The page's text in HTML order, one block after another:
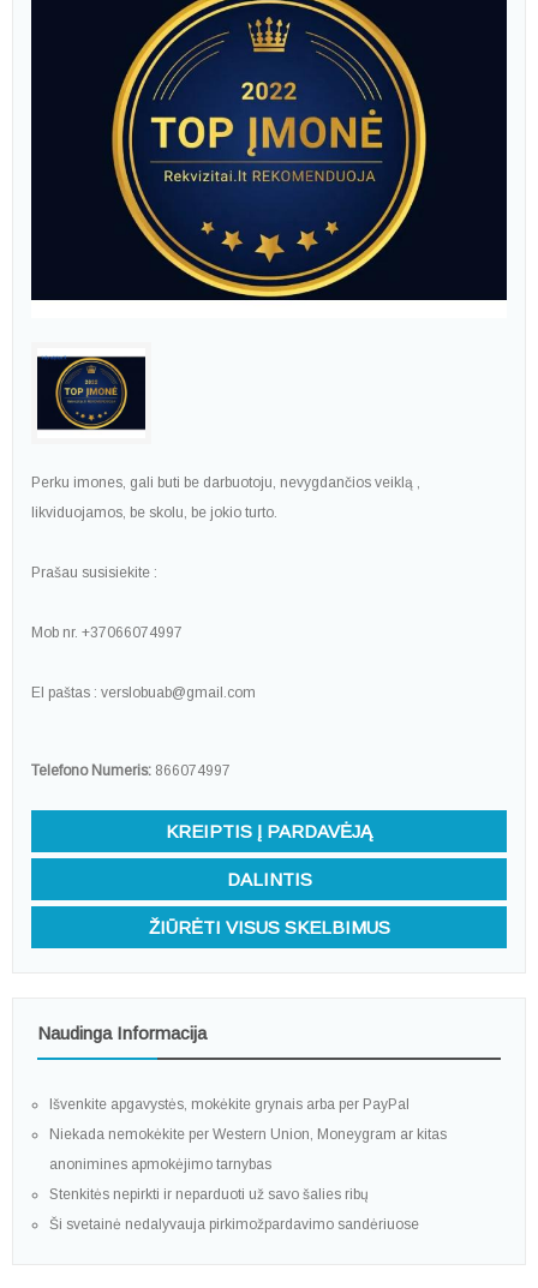
Perku imones, gali buti be darbuotoju, nevygdančios veiklą ,
likviduojamos, be skolu, be jokio turto.
Prašau susisiekite :
Mob nr. +37066074997
El paštas : verslobuab@gmail.com
Telefono Numeris: 866074997
KREIPTIS Į PARDAVĖJĄ
DALINTIS
ŽIŪRĖTI VISUS SKELBIMUS
Naudinga Informacija
Išvenkite apgavystės, mokėkite grynais arba per PayPal
Niekada nemokėkite per Western Union, Moneygram ar kitas
anonimines apmokėjimo tarnybas
Stenkitės nepirkti ir neparduoti už savo šalies ribų
Ši svetainė nedalyvauja pirkimožpardavimo sandėriuose